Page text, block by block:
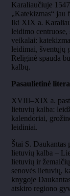
Karaliaučiuje
„Katekizmas“ jau
Iki XIX a.
leidimo
veikalai:
leidimai, šventųjų
Religinė spauda
kalbų.
Pasaulietinė
XVIII–XIX a.
lietuvių kalba:
kalendoriai,
leidiniai.
Štai S. Daukantas
lietuvių kalba –
lietuvių ir
senovės lietuvių,
knygoje
atskiro regiono